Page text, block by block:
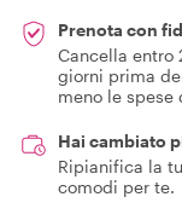
Prenota con
Cancella entro
giorni prima
meno le spese
Hai cambiato
Ripianifica la
comodi per te.